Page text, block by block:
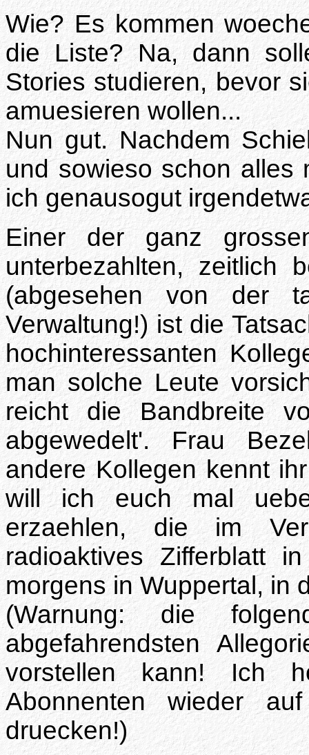
Wie? Es kommen
die Liste? Na, dann
Stories studieren, bevor
amuesieren wollen...
Nun gut. Nachdem
und sowieso schon alles
ich genausogut
Einer der ganz
unterbezahlten, zeitlich
(abgesehen von der
Verwaltung!) ist die
hochinteressanten
man solche Leute
reicht die Bandbreite
abgewedelt'. Frau
andere Kollegen kennt
will ich euch mal
erzaehlen, die im
radioaktives Zifferblatt
morgens in Wuppertal, in
(Warnung: die
abgefahrendsten
vorstellen kann! Ich
Abonnenten wieder
druecken!)